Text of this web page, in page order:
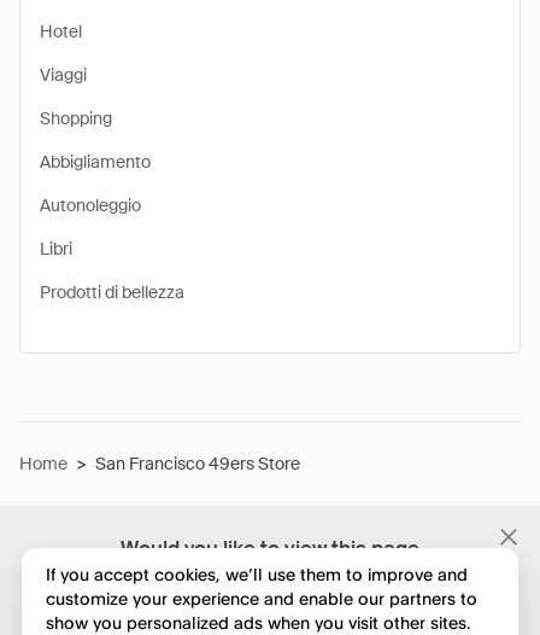
Would you like to view this page
in English?
Hotel
Viaggi
Shopping
Abbigliamento
Autonoleggio
Libri
Prodotti di bellezza
Home > San Francisco 49ers Store
If you accept cookies, we’ll use them to improve and
customize your experience and enable our partners to
show you personalized ads when you visit other sites.